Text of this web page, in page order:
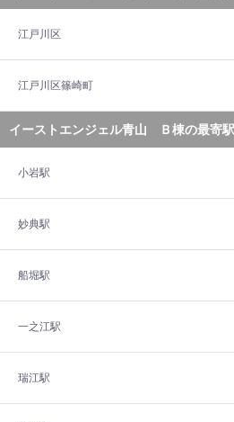
江戸川区
江戸川区篠崎町
イーストエンジェル青山 Ｂ棟の最寄
小岩駅
妙典駅
船堀駅
一之江駅
瑞江駅